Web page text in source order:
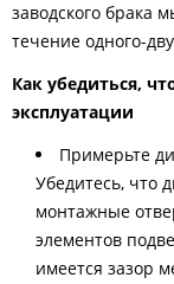
заводского брака
течение одного-
Как убедиться,
эксплуатации
Примерьте
Убедитесь, что
монтажные
элементов
имеется зазор